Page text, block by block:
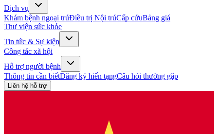
Dịch vụ
Khám bệnh ngoại trúĐiều trị Nội trúCấp cứuBảng giá
Thư viện sức khỏe
Tin tức & Sự kiện
Công tác xã hội
Hỗ trợ người bệnh
Thông tin cần biếtĐăng ký hiến tạngCâu hỏi thường gặp
Liên hệ hỗ trợ